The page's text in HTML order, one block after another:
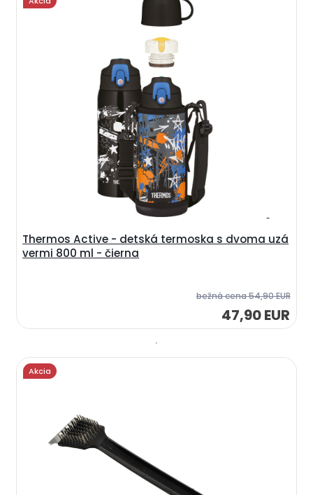
Thermos Active - detská termoska s dvoma uzá
vermi 800 ml - čierna
bežná cena54,90 EUR
47,90 EUR
Akcia